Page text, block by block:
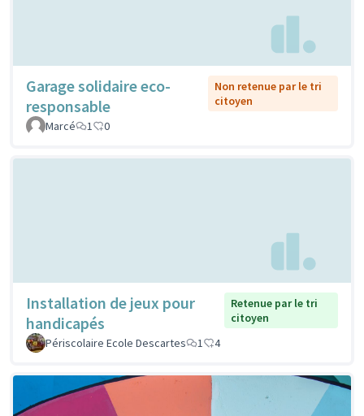
Garage solidaire eco-
responsable
Non retenue par le tri
citoyen
Marcé
1 0
Installation de jeux pour
handicapés
Retenue par le tri
citoyen
Périscolaire Ecole Descartes
1 4